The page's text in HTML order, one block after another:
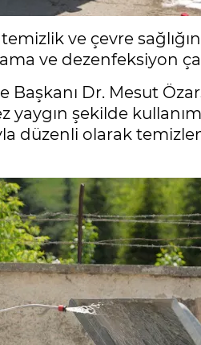
ve çevre
ve dezenfeksiyon
Başkanı Dr. Mesut
yaygın şekilde
düzenli olarak